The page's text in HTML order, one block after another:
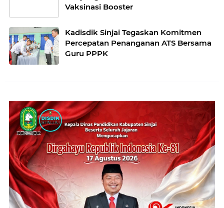
Vaksinasi Booster
Kadisdik Sinjai Tegaskan Komitmen
Percepatan Penanganan ATS Bersama
Guru PPPK